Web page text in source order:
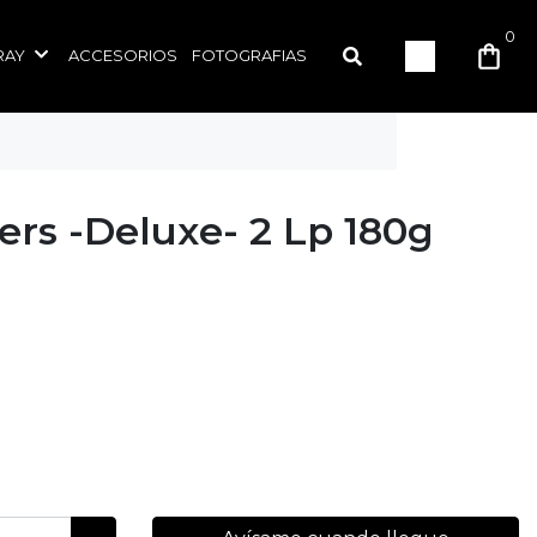
ACCESORIOS FOTOGRAFIAS
0
-Deluxe- 2 Lp 180g